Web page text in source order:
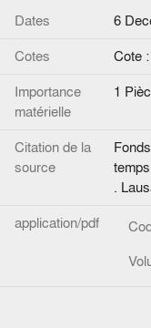
Dates
6
Cotes
Cote
Importance
matérielle
1
Citation de la
source
.
application/pdf